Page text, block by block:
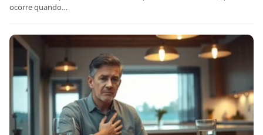
ocorre quando…